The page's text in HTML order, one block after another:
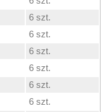
6 szt.
6 szt.
6 szt.
6 szt.
6 szt.
6 szt.